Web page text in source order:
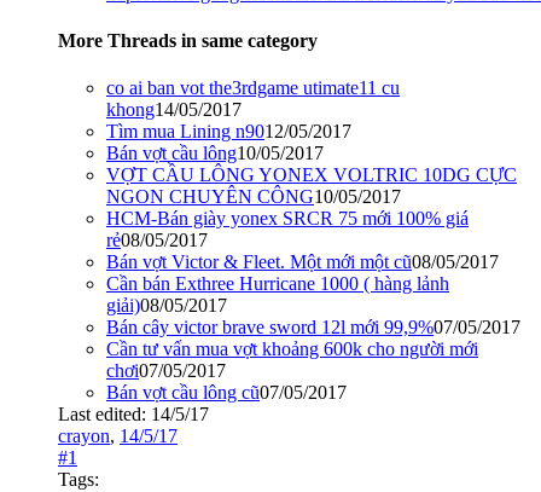
More Threads in same category
co ai ban vot the3rdgame utimate11 cu
khong14/05/2017
Tìm mua Lining n9012/05/2017
Bán vợt cầu lông10/05/2017
VỢT CẦU LÔNG YONEX VOLTRIC 10DG CỰC
NGON CHUYÊN CÔNG10/05/2017
HCM-Bán giày yonex SRCR 75 mới 100% giá
rẻ08/05/2017
Bán vợt Victor & Fleet. Một mới một cũ08/05/2017
Cần bán Exthree Hurricane 1000 ( hàng lảnh
giải)08/05/2017
Bán cây victor brave sword 12l mới 99,9%07/05/2017
Cần tư vấn mua vợt khoảng 600k cho người mới
chơi07/05/2017
Bán vợt cầu lông cũ07/05/2017
Last edited: 14/5/17
crayon, 14/5/17
#1
Tags: